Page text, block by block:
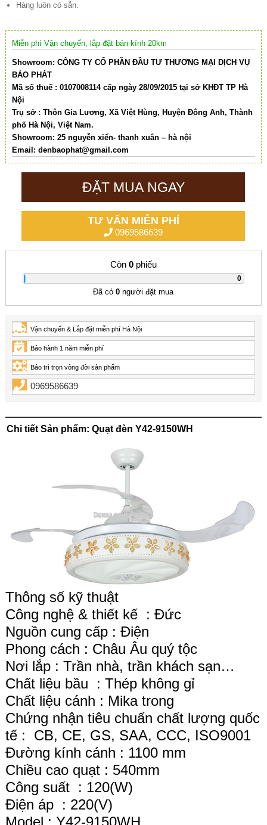
Hàng luôn có sẵn.
Miễn phí Vận chuyển, lắp đặt bán kính 20km
Showroom: CÔNG TY CỔ PHẦN ĐẦU TƯ THƯƠNG MẠI DỊCH VỤ
BẢO PHÁT
Mã số thuế : 0107008114 cấp ngày 28/09/2015 tại sở KHĐT TP Hà
Nội
Trụ sở : Thôn Gia Lương, Xã Việt Hùng, Huyện Đông Anh, Thành
phố Hà Nội, Việt Nam.
Showroom: 25 nguyễn xiển- thanh xuân – hà nội
Email: denbaophat@gmail.com
ĐẶT MUA NGAY
TƯ VẤN MIỄN PHÍ
0969586639
Còn 0phiếu
0
Đã có0 người đặt mua
Vận chuyển & Lắp đặt miễn phí Hà Nội
Bảo hành 1 năm miễn phí
Bảo trì trọn vòng đời sản phẩm
0969586639
Chi tiết Sản phẩm: Quạt đèn Y42-9150WH
Thông số kỹ thuật
Công nghệ & thiết kế : Đức
Nguồn cung cấp : Điện
Phong cách : Châu Âu quý tộc
Nơi lắp : Trần nhà, trần khách sạn…
Chất liệu bầu : Thép không gỉ
Chất liệu cánh : Mika trong
Chứng nhận tiêu chuẩn chất lượng quốc
tế : CB, CE, GS, SAA, CCC, ISO9001
Đường kính cánh : 1100 mm
Chiều cao quạt : 540mm
Công suất : 120(W)
Điện áp : 220(V)
Model : Y42-9150WH